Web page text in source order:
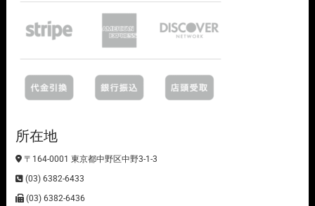
所在地
〒164-0001 東京都中野区中野3-1-3
(03) 6382-6433
(03) 6382-6436